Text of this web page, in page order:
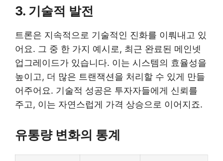
3. 기술적 발전
트론은 지속적으로 기술적인 진화를 이뤄내고 있
어요. 그 중 한 가지 예시로, 최근 완료된 메인넷
업그레이드가 있습니다. 이는 시스템의 효율성을
높이고, 더 많은 트랜잭션을 처리할 수 있게 만들
어주어요. 기술적 성공은 투자자들에게 신뢰를
주고, 이는 자연스럽게 가격 상승으로 이어지죠.
유통량 변화의 통계